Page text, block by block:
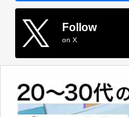
Follow
on X